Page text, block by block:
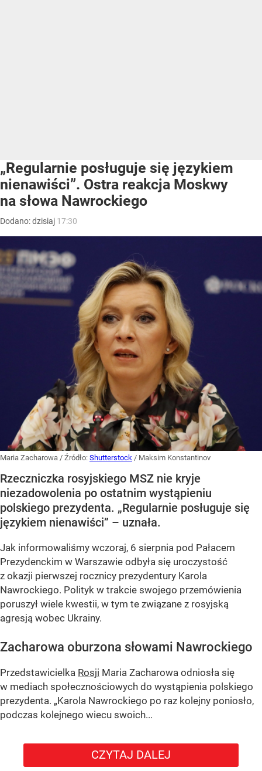
„Regularnie posługuje się językiem
nienawiści”. Ostra reakcja Moskwy
na słowa Nawrockiego
Dodano:dzisiaj 17:30
Maria Zacharowa / Źródło: Shutterstock / Maksim Konstantinov
Rzeczniczka rosyjskiego MSZ nie kryje
niezadowolenia po ostatnim wystąpieniu
polskiego prezydenta. „Regularnie posługuje się
językiem nienawiści” – uznała.
Jak informowaliśmy wczoraj, 6 sierpnia pod Pałacem
Prezydenckim w Warszawie odbyła się uroczystość
z okazji pierwszej rocznicy prezydentury Karola
Nawrockiego. Polityk w trakcie swojego przemówienia
poruszył wiele kwestii, w tym te związane z rosyjską
agresją wobec Ukrainy.
Zacharowa oburzona słowami Nawrockiego
Przedstawicielka Rosji Maria Zacharowa odniosła się
w mediach społecznościowych do wystąpienia polskiego
prezydenta. „Karola Nawrockiego po raz kolejny poniosło,
podczas kolejnego wiecu swoich...
CZYTAJ DALEJ